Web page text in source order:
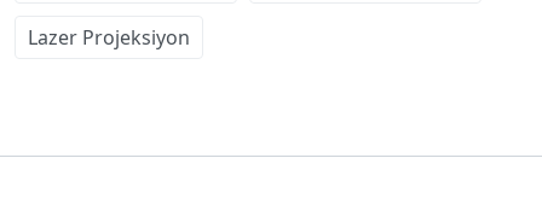
Lazer Projeksiyon